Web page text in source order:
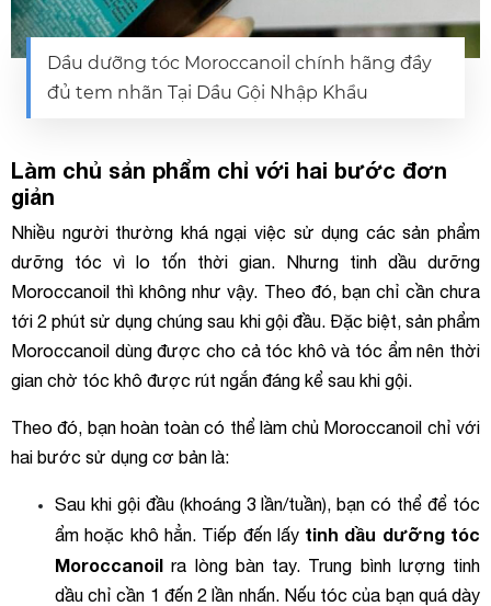
Dầu dưỡng tóc Moroccanoil chính hãng đầy
đủ tem nhãn Tại Dầu Gội Nhập Khẩu
Làm chủ sản phẩm chỉ với hai bước đơn
giản
Nhiều người thường khá ngại việc sử dụng các sản phẩm
dưỡng tóc vì lo tốn thời gian. Nhưng tinh dầu dưỡng
Moroccanoil thì không như vậy. Theo đó, bạn chỉ cần chưa
tới 2 phút sử dụng chúng sau khi gội đầu. Đặc biệt, sản phẩm
Moroccanoil dùng được cho cả tóc khô và tóc ẩm nên thời
gian chờ tóc khô được rút ngắn đáng kể sau khi gội.
Theo đó, bạn hoàn toàn có thể làm chủ Moroccanoil chỉ với
hai bước sử dụng cơ bản là:
Sau khi gội đầu (khoáng 3 lần/tuần), bạn có thể để tóc
ẩm hoặc khô hẳn. Tiếp đến lấy tinh dầu dưỡng tóc
Moroccanoil ra lòng bàn tay. Trung bình lượng tinh
dầu chỉ cần 1 đến 2 lần nhấn. Nếu tóc của bạn quá dày